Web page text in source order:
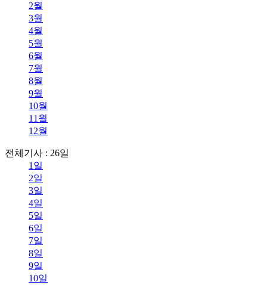
2월
3월
4월
5월
6월
7월
8월
9월
10월
11월
12월
전체기사 : 26일
1일
2일
3일
4일
5일
6일
7일
8일
9일
10일